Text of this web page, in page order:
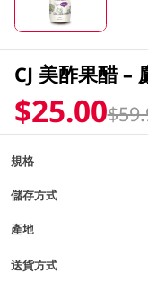
CJ 美酢果醋 –
$25.00
規格
儲存方式
產地
送貨方式